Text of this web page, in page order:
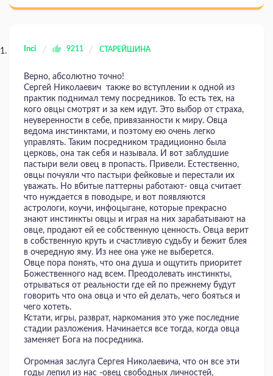
Inci 9211 СТАРЕЙШИНА
Верно, абсолютно точно!
Сергей Николаевич также во вступлении к одной из
практик поднимал тему посредников. То есть тех, на
кого овцы смотрят и за кем идут. Это выбор от страха,
неуверенности в себе, привязанности к миру. Овца
ведома инстинктами, и поэтому ею очень легко
управлять. Таким посредником традиционно была
церковь, она так себя и называла. И вот заблудшие
пастыри вели овец в пропасть. Привели. Естественно,
овцы почуяли что пастыри фейковые и перестали их
уважать. Но вбитые паттерны работают- овца считает
что нуждается в поводыре, и вот появляются
астрологи, коучи, инфоцыгане, которые прекрасно
знают инстинкты овцы и играя на них зарабатывают на
овце, продают ей ее собственную ценность. Овца верит
в собственную круть и счастливую судьбу и бежит блея
в очередную яму. Из нее она уже не выберется.
Овце пора понять, что она душа и ощутить приоритет
Божественного над всем. Преодолевать инстинкты,
отрываться от реальности где ей по прежнему будут
говорить что она овца и что ей делать, чего бояться и
чего хотеть.
Кстати, игры, разврат, наркомания это уже последние
стадии разложения. Начинается все тогда, когда овца
заменяет Бога на посредника.
Огромная заслуга Сергея Николаевича, что он все эти
годы лепил из нас -овец свободных личностей,